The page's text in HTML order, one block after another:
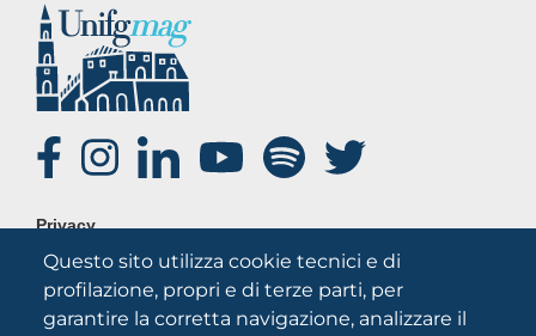
Questo sito utilizza cookie tecnici e di
profilazione, propri e di terze parti, per
garantire la corretta navigazione, analizzare il
SOCIAL
FOOTER
Privacy
Note legali
Credits